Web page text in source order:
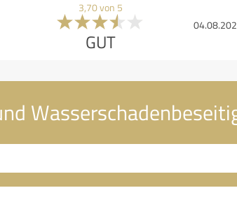
3,70 von 5
GUT